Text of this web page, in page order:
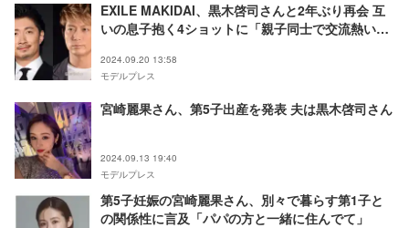
EXILE MAKIDAI、黒木啓司さんと2年ぶり再会 互
いの息子抱く4ショットに「親子同士で交流熱い」
2024.09.20 13:58
モデルプレス
宮崎麗果さん、第5子出産を発表 夫は黒木啓司さん
2024.09.13 19:40
モデルプレス
第5子妊娠の宮崎麗果さん、別々で暮らす第1子と
の関係性に言及「パパの方と一緒に住んでて」